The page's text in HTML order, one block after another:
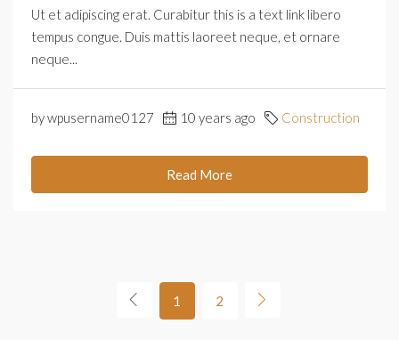
Ut et adipiscing erat. Curabitur this is a text link libero
tempus congue. Duis mattis laoreet neque, et ornare
neque...
by wpusername0127 10 years ago Construction
Read More
1 2